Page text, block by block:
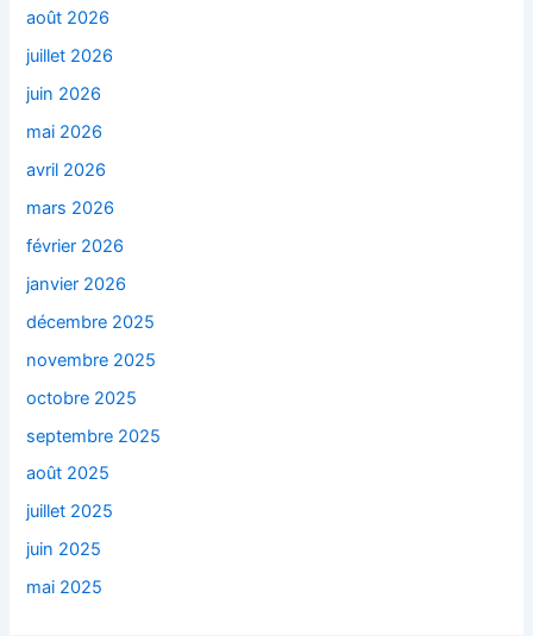
août 2026
juillet 2026
juin 2026
mai 2026
avril 2026
mars 2026
février 2026
janvier 2026
décembre 2025
novembre 2025
octobre 2025
septembre 2025
août 2025
juillet 2025
juin 2025
mai 2025